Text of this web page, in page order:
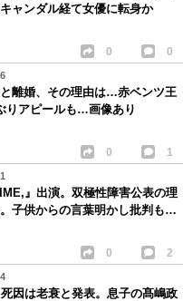
ャンダル経て女優に転身か
0 0
離婚、その理由は…赤ベンツ王
りアピールも…画像あり
0 1
』出演。双極性障害公表の理
子供からの言葉明かし批判も…
0 2
因は老衰と発表。息子の髙嶋政